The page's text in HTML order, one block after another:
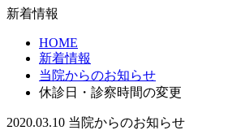
新着情報
HOME
新着情報
当院からのお知らせ
休診日・診察時間の変更
2020.03.10 当院からのお知らせ